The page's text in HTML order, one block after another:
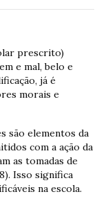
prescrito)
e mal, belo e
já é
morais e
são elementos da
com a ação da
as tomadas de
Isso significa
na escola.